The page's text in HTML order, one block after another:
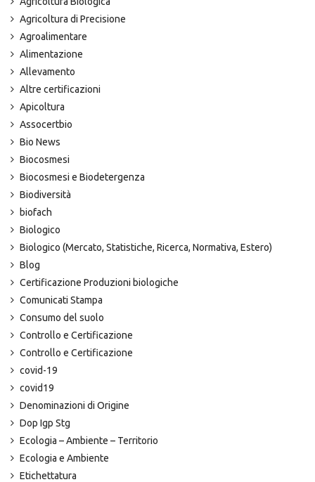
Agricoltura di Precisione
Agroalimentare
Alimentazione
Allevamento
Altre certificazioni
Apicoltura
Assocertbio
Bio News
Biocosmesi
Biocosmesi e Biodetergenza
Biodiversità
biofach
Biologico
Biologico (Mercato, Statistiche, Ricerca, Normativa, Estero)
Blog
Certificazione Produzioni biologiche
Comunicati Stampa
Consumo del suolo
Controllo e Certificazione
Controllo e Certificazione
covid-19
covid19
Denominazioni di Origine
Dop Igp Stg
Ecologia – Ambiente – Territorio
Ecologia e Ambiente
Etichettatura